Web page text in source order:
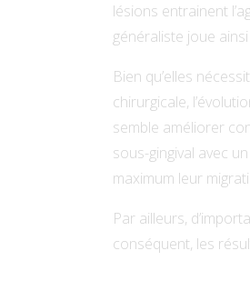
lésions entrainent
généraliste joue
Bien qu’elles
chirurgicale,
semble améliorer
sous-gingival avec
maximum leur
Par ailleurs,
conséquent, les